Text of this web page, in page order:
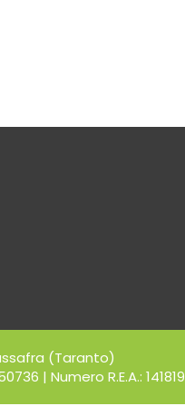
(Taranto)
| Numero R.E.A.: 141819